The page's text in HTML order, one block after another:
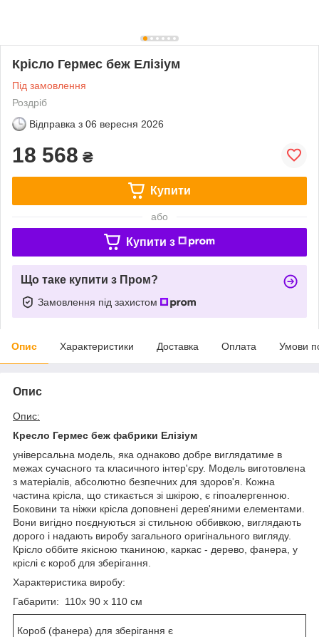
Крісло Гермес беж Елізіум
Під замовлення
Роздріб
Відправка з 06 вересня 2026
18 568 ₴
Купити
або
Купити з
Що таке купити з Пром?
Замовлення під захистом
Опис Характеристики Доставка Оплата Умови
Опис
Опис:
Кресло Гермес беж фабрики Елізіум
універсальна модель, яка однаково добре виглядатиме в
межах сучасного та класичного інтер'єру. Модель виготовлена
​​з матеріалів, абсолютно безпечних для здоров'я. Кожна
частина крісла, що стикається зі шкірою, є гіпоалергенною.
Боковини та ніжки крісла доповнені дерев'яними елементами.
Вони вигідно поєднуються зі стильною оббивкою, виглядають
дорого і надають виробу загального оригінального вигляду.
Крісло оббите якісною тканиною, каркас - дерево, фанера, у
кріслі є короб для зберігання.
Характеристика виробу:
Габарити: 110х 90 х 110 см
Короб (фанера) для зберігання є